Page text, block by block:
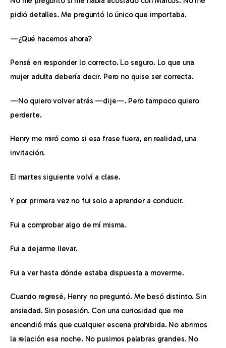
pidió detalles. Me preguntó lo único que importaba.
—¿Qué hacemos ahora?
Pensé en responder lo correcto. Lo seguro. Lo que una
mujer adulta debería decir. Pero no quise ser correcta.
—No quiero volver atrás —dije—. Pero tampoco quiero
perderte.
Henry me miró como si esa frase fuera, en realidad, una
invitación.
El martes siguiente volví a clase.
Y por primera vez no fui solo a aprender a conducir.
Fui a comprobar algo de mí misma.
Fui a dejarme llevar.
Fui a ver hasta dónde estaba dispuesta a moverme.
Cuando regresé, Henry no preguntó. Me besó distinto. Sin
ansiedad. Sin posesión. Con una curiosidad que me
encendió más que cualquier escena prohibida. No abrimos
la relación esa noche. No pusimos palabras grandes. No